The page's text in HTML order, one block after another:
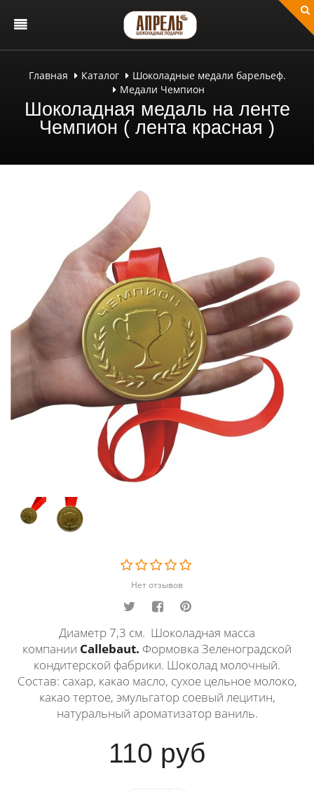
Главная Каталог
Шоколадные медали барельеф.
Медали Чемпион
Шоколадная медаль на ленте
Чемпион ( лента красная )
Нет отзывов
Диаметр 7,3 см. Шоколадная масса
компании Callebaut. Формовка Зеленоградской
кондитерской фабрики. Шоколад молочный.
Состав: сахар, какао масло, сухое цельное молоко,
какао тертое, эмульгатор соевый лецитин,
натуральный ароматизатор ваниль.
110 руб